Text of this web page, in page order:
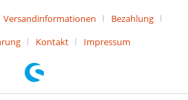
Versandinformationen
Bezahlung
Kontakt Impressum